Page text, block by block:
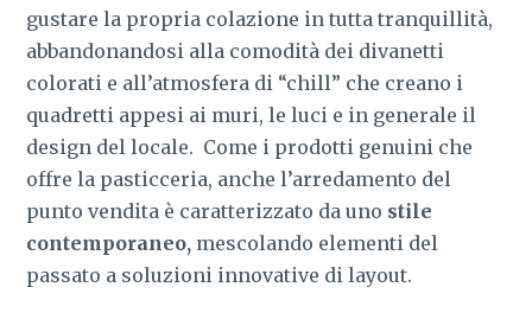
gustare la propria colazione in tutta tranquillità,
abbandonandosi alla comodità dei divanetti
colorati e all’atmosfera di “chill” che creano i
quadretti appesi ai muri, le luci e in generale il
design del locale. Come i prodotti genuini che
offre la pasticceria, anche l’arredamento del
punto vendita è caratterizzato da uno stile
contemporaneo, mescolando elementi del
passato a soluzioni innovative di layout.